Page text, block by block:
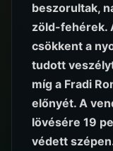
beszorultak,
zöld-fehérek.
csökkent a
tudott
míg a Fradi
előnyét. A
lövésére 19
védett